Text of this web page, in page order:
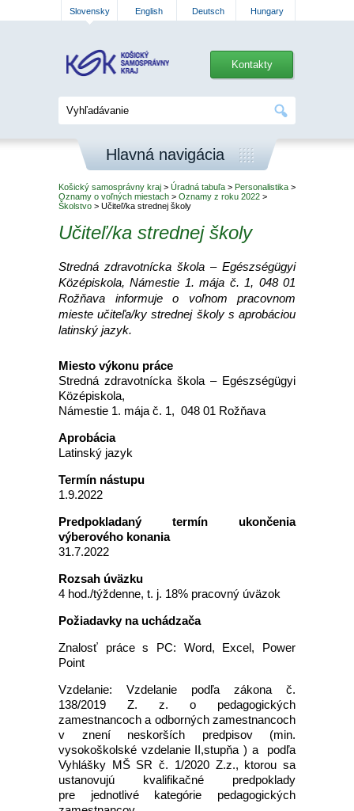
Slovensky English Deutsch Hungary
Kontakty
Hlavná navigácia
Košický samosprávny kraj > Úradná tabuľa > Personalistika >
Oznamy o voľných miestach > Oznamy z roku 2022 >
Školstvo > Učiteľ/ka strednej školy
Učiteľ/ka strednej školy
Stredná zdravotnícka škola – Egészségügyi
Középiskola, Námestie 1. mája č. 1, 048 01
Rožňava informuje o voľnom pracovnom
mieste učiteľa/ky strednej školy s aprobáciou
latinský jazyk.
Miesto výkonu práce
Stredná zdravotnícka škola – Egészségügyi
Középiskola,
Námestie 1. mája č. 1, 048 01 Rožňava
Aprobácia
Latinský jazyk
Termín nástupu
1.9.2022
Predpokladaný termín ukončenia
výberového konania
31.7.2022
Rozsah úväzku
4 hod./týždenne, t. j. 18% pracovný úväzok
Požiadavky na uchádzača
Znalosť práce s PC: Word, Excel, Power
Point
Vzdelanie: Vzdelanie podľa zákona č.
138/2019 Z. z. o pedagogických
zamestnancoch a odborných zamestnancoch
v znení neskorších predpisov (min.
vysokoškolské vzdelanie II,stupňa ) a podľa
Vyhlášky MŠ SR č. 1/2020 Z.z., ktorou sa
ustanovujú kvalifikačné predpoklady
pre jednotlivé kategórie pedagogických